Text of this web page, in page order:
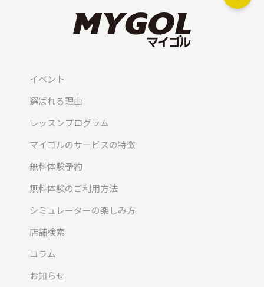
イベント
選ばれる理由
レッスンプログラム
マイゴルのサービスの特徴
無料体験予約
無料体験のご利用方法
シミュレーターの楽しみ方
店舗検索
コラム
お知らせ